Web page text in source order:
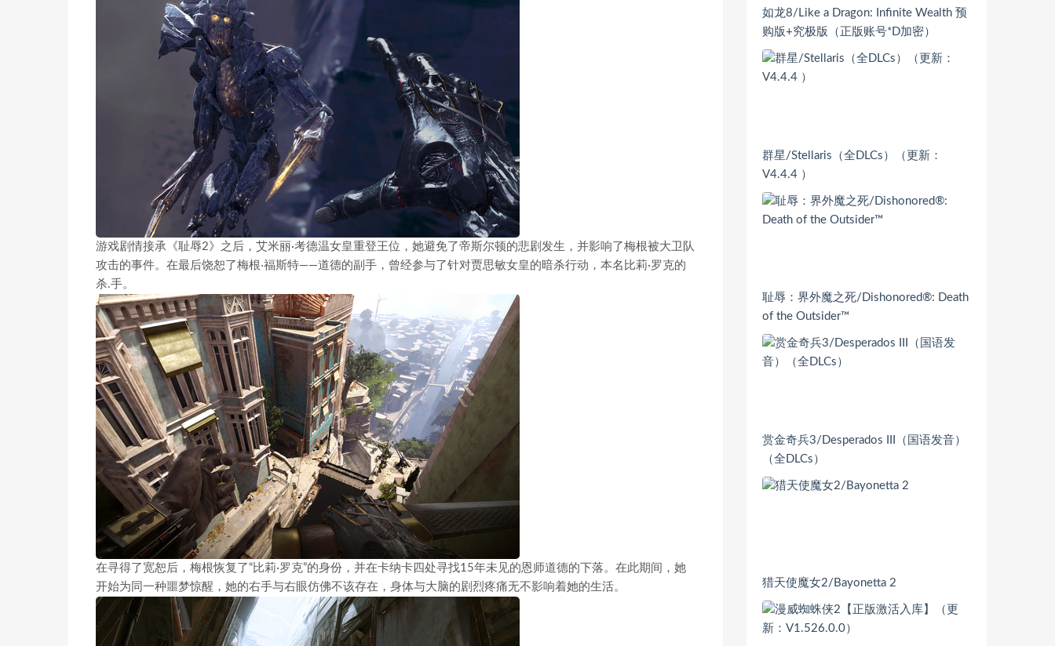
游戏剧情接承《耻辱2》之后，艾米丽·考德温女皇重登王位，她避免了帝斯尔顿的悲剧发生，并影响了梅根被大卫队
攻击的事件。在最后饶恕了梅根‧福斯特——道德的副手，曾经参与了针对贾思敏女皇的暗杀行动，本名比莉·罗克的
杀.手。
在寻得了宽恕后，梅根恢复了“比莉·罗克”的身份，并在卡纳卡四处寻找15年未见的恩师道德的下落。在此期间，她
开始为同一种噩梦惊醒，她的右手与右眼仿佛不该存在，身体与大脑的剧烈疼痛无不影响着她的生活。
如龙8/Like a Dragon: Infinite Wealth 预
购版+究极版（正版账号*D加密）
群星/Stellaris（全DLCs）（更新：
V4.4.4 ）
耻辱：界外魔之死/Dishonored®: Death
of the Outsider™
赏金奇兵3/Desperados III（国语发音）
（全DLCs）
猎天使魔女2/Bayonetta 2